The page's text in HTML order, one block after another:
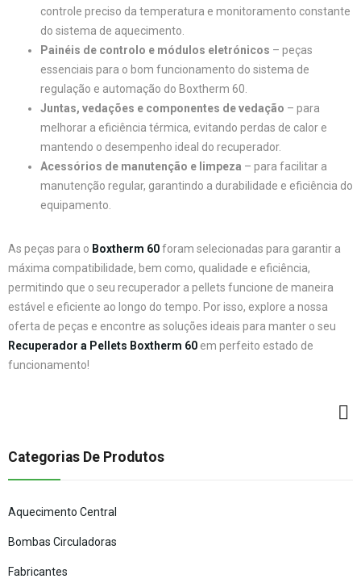
controle preciso da temperatura e monitoramento constante
do sistema de aquecimento.
Painéis de controlo e módulos eletrónicos – peças
essenciais para o bom funcionamento do sistema de
regulação e automação do Boxtherm 60.
Juntas, vedações e componentes de vedação – para
melhorar a eficiência térmica, evitando perdas de calor e
mantendo o desempenho ideal do recuperador.
Acessórios de manutenção e limpeza – para facilitar a
manutenção regular, garantindo a durabilidade e eficiência do
equipamento.
As peças para o Boxtherm 60foram selecionadas para garantir a
máxima compatibilidade, bem como, qualidade e eficiência,
permitindo que o seu recuperador a pellets funcione de maneira
estável e eficiente ao longo do tempo. Por isso, explore a nossa
oferta de peças e encontre as soluções ideais para manter o seu
Recuperador a Pellets Boxtherm 60 em perfeito estado de
funcionamento!
Categorias De Produtos
Aquecimento Central
Bombas Circuladoras
Fabricantes